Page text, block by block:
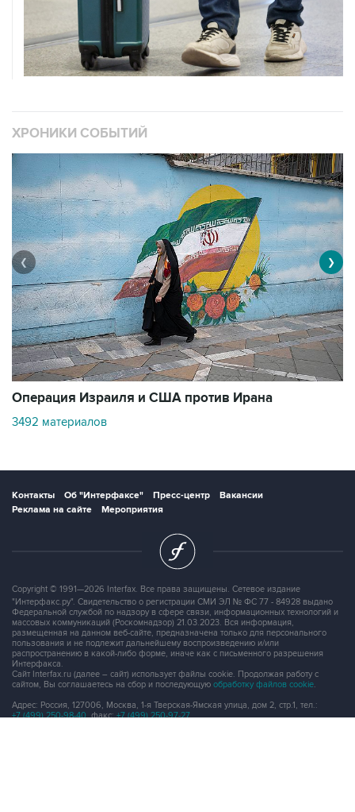
ХРОНИКИ СОБЫТИЙ
Операция Израиля и США против Ирана
3492 материалов
❮ ❯
Контакты Об "Интерфаксе" Пресс-центр
Вакансии
Реклама на сайте
Мероприятия
Copyright © 1991—2026 Interfax. Все права защищены. Сетевое издание
"Интерфакс.ру". Свидетельство о регистрации СМИ ЭЛ № ФС 77 - 84928 выдано
Федеральной службой по надзору в сфере связи, информационных технологий и
массовых коммуникаций (Роскомнадзор) 21.03.2023. Вся информация,
размещенная на данном веб-сайте, предназначена только для персонального
пользования и не подлежит дальнейшему воспроизведению и/или
распространению в какой-либо форме, иначе как с письменного разрешения
Интерфакса.
Сайт Interfax.ru (далее – сайт) использует файлы cookie. Продолжая работу с
сайтом, Вы соглашаетесь на сбор и последующую обработку файлов cookie.
Адрес: Россия, 127006, Москва, 1-я Тверская-Ямская улица, дом 2, стр.1, тел.:
+7 (499) 250-98-40, факс:+7 (499) 250-97-27